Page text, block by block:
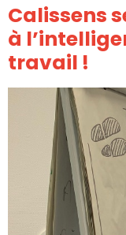
Calissens
à
travail !